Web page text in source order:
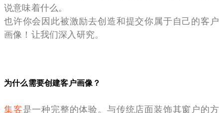
说意味着什么。
也许你会因此被激励去创造和提交你属于自己的客户
画像！让我们深入研究。
为什么需要创建客户画像？
集客是一种完整的体验。与传统店面装饰其窗户的方